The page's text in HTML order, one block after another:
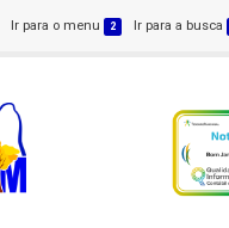
Ir para o menu 2 Ir para a busca